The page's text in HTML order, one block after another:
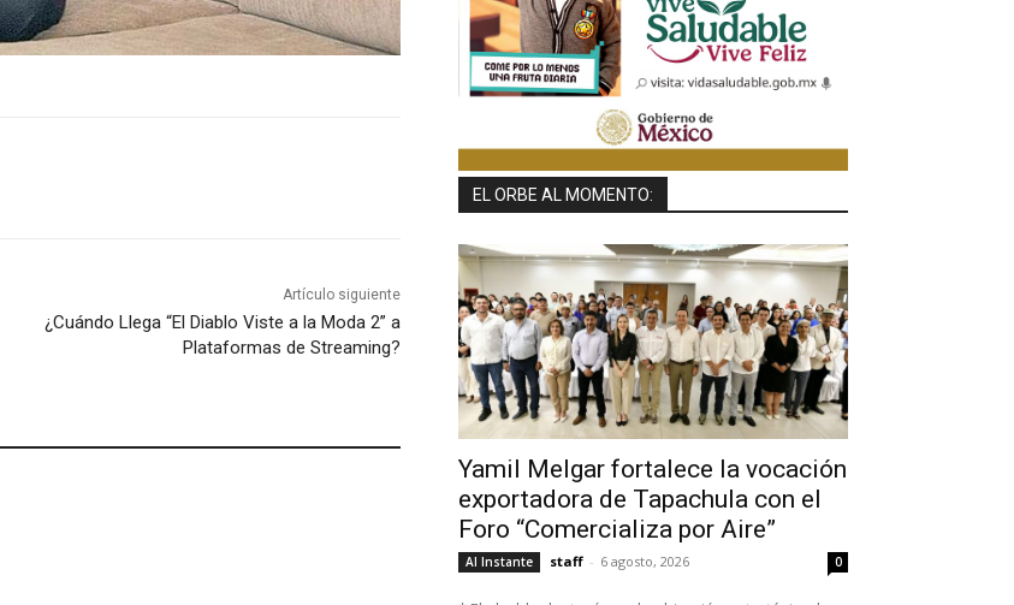
Artículo siguiente
¿Cuándo Llega “El Diablo Viste a la Moda 2” a
Plataformas de Streaming?
EL ORBE AL MOMENTO:
Yamil Melgar fortalece la vocación
exportadora de Tapachula con el
Foro “Comercializa por Aire”
Al Instante staff - 6 agosto, 2026 0